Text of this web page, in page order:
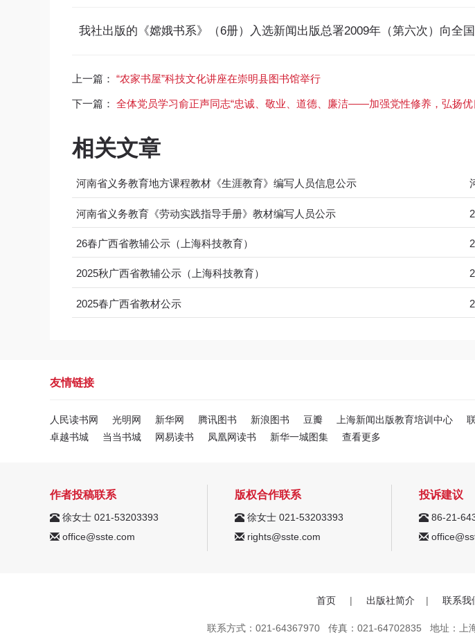
我社出版的《嫦娥书系》（6册）入选新闻出版总署2009年（第六次）向全
上一篇： “农家书屋”科技文化讲座在崇明县图书馆举行
下一篇： 全体党员学习俞正声同志“忠诚、敬业、道德、廉洁——加强党性修养，弘扬优
相关文章
河南省义务教育地方课程教材《生涯教育》编写人员信息公示
河南省义务教育《劳动实践指导手册》教材编写人员公示
26春广西省教辅公示（上海科技教育）
2025秋广西省教辅公示（上海科技教育）
2025春广西省教材公示
友情链接
人民读书网 光明网 新华网 腾讯图书 新浪图书 豆瓣 上海新闻出版教育培训中心
卓越书城
当当书城 网易读书 凤凰网读书 新华一城图集 查看更多
作者投稿联系
徐女士 021-53203393
office@sste.com
版权合作联系
徐女士 021-53203393
rights@sste.com
投诉建议
86-21-
首页 | 出版社简介 | 联系我
联系方式：021-64367970 传真：021-64702835 地址：上